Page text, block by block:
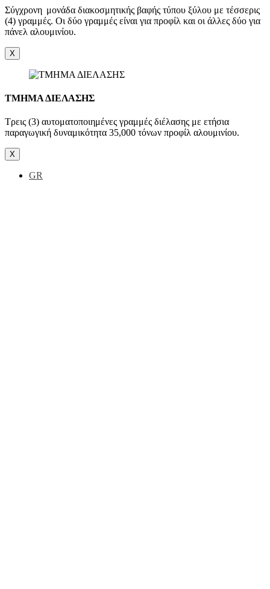
Σύγχρονη μονάδα διακοσμητικής βαφής τύπου ξύλου με τέσσερις
(4) γραμμές. Οι δύο γραμμές είναι για προφίλ και οι άλλες δύο για
πάνελ αλουμινίου.
X
ΤΜΗΜΑ ΔΙΕΛΑΣΗΣ
Τρεις (3) αυτοματοποιημένες γραμμές διέλασης με ετήσια
παραγωγική δυναμικότητα 35,000 τόνων προφίλ αλουμινίου.
X
GR